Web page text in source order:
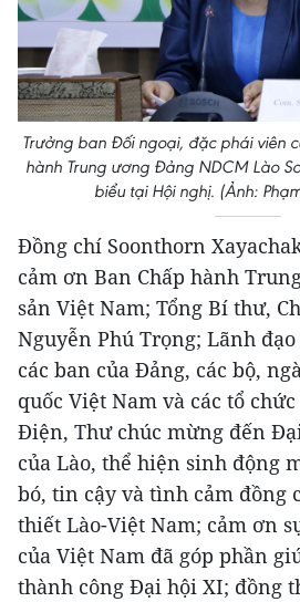
Trưởng ban Đối ngoại, đặc phái viên
hành Trung ương Đảng NDCM Lào
biểu tại Hội nghị. (Ảnh:
Đồng chí Soonthorn
cảm ơn Ban Chấp hành
sản Việt Nam; Tổng Bí thư,
Nguyễn Phú Trọng; Lãnh
các ban của Đảng, các bộ,
quốc Việt Nam và các tổ
Điện, Thư chúc mừng đến
của Lào, thể hiện sinh động
bó, tin cậy và tình cảm đồng
thiết Lào-Việt Nam; cảm ơn
của Việt Nam đã góp phần
thành công Đại hội XI; đồng